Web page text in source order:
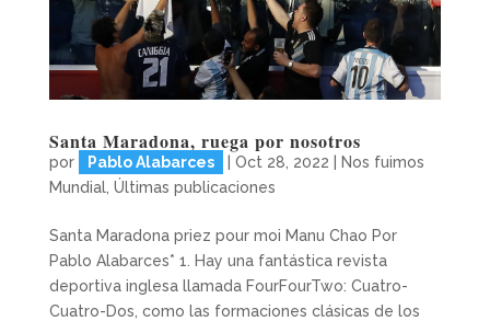
Santa Maradona, ruega por nosotros
por Pablo Alabarces Oct 28, 2022
Nos fuimos
Mundial, Últimas publicaciones
Santa Maradona priez pour moi Manu Chao Por
Pablo Alabarces* 1. Hay una fantástica revista
deportiva inglesa llamada FourFourTwo: Cuatro-
Cuatro-Dos, como las formaciones clásicas de los